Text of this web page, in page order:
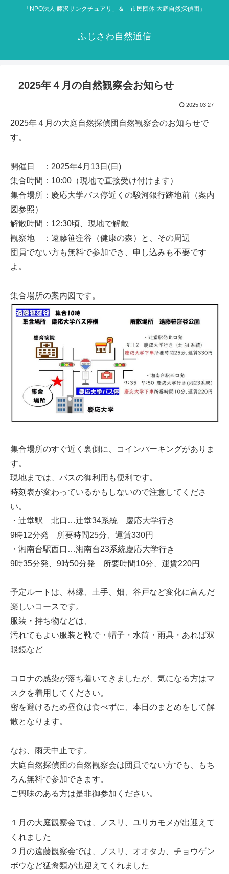
「NPO法人 藤沢サンクチュアリ」＆「市民団体 大庭自然探偵団」
ふじさわ自然通信
2025年４月の自然観察会お知らせ
2025.03.27
2025年４月の大庭自然探偵団自然観察会のお知らせで
す。
開催日 ：2025年4月13日(日)
集合時間：10:00（現地で直接受け付けます）
集合場所：慶応大学バス停近くの駿河銀行跡地前（案内
図参照）
解散時間：12:30頃、現地で解散
観察地 ：遠藤笹窪谷（健康の森）と、その周辺
団員でない方も無料で参加でき、申し込みも不要です
よ。
集合場所の案内図です。
集合場所のすぐ近く裏側に、コインパーキングがありま
す。
現地までは、バスの御利用も便利です。
時刻表が変わっているかもしないので注意してくださ
い。
・辻堂駅 北口…辻堂34系統 慶応大学行き
9時12分発 所要時間25分、運賃330円
・湘南台駅西口…湘南台23系統慶応大学行き
9時35分発、9時50分発 所要時間10分、運賃220円
予定ルートは、林縁、土手、畑、谷戸など変化に富んだ
楽しいコースです。
服装・持ち物などは、
汚れてもよい服装と靴で・帽子・水筒・雨具・あれば双
眼鏡など
コロナの感染が落ち着いてきましたが、気になる方はマ
スクを着用してください。
密を避けるため昼食は食べずに、本日のまとめをして解
散となります。
なお、雨天中止です。
大庭自然探偵団の自然観察会は団員でない方でも、もち
ろん無料で参加できます。
ご興味のある方は是非御参加ください。
１月の大庭観察会では、ノスリ、ユリカモメが出迎えて
くれました
２月の遠藤観察会では、ノスリ、オオタカ、チョウゲン
ボウなど猛禽類が出迎えてくれました